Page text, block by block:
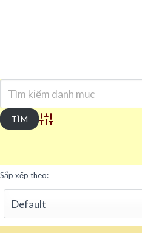
Advanced Search
Sắp xếp theo: